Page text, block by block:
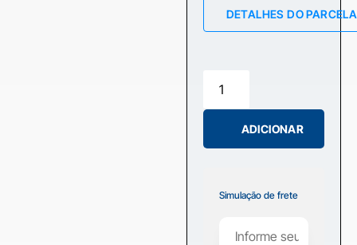
DETALHES DO
ADICIONAR
Simulação de frete